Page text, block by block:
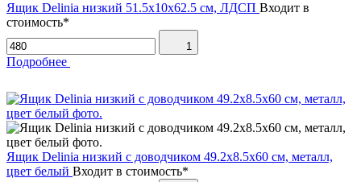
Ящик Delinia низкий 51.5х10х62.5 см, ЛДСП Входит в
стоимость*
1
Подробнее
Ящик Delinia низкий с доводчиком 49.2х8.5х60 см, металл,
цвет белый Входит в стоимость*